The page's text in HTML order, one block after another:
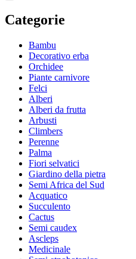
Categorie
Bambu
Decorativo erba
Orchidee
Piante carnivore
Felci
Alberi
Alberi da frutta
Arbusti
Climbers
Perenne
Palma
Fiori selvatici
Giardino della pietra
Semi Africa del Sud
Acquatico
Succulento
Cactus
Semi caudex
Ascleps
Medicinale